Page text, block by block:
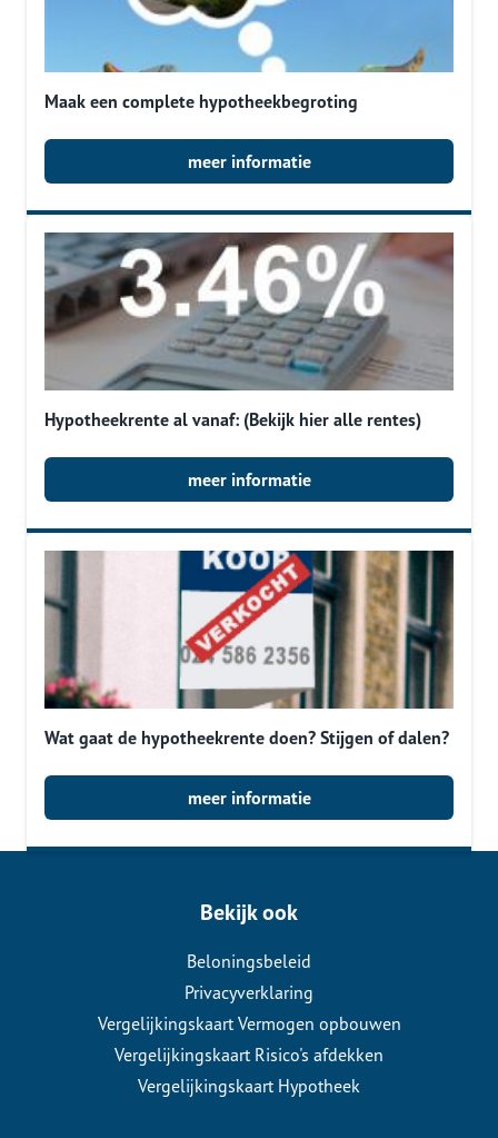
Maak een complete hypotheekbegroting
meer informatie
Hypotheekrente al vanaf: (Bekijk hier alle rentes)
meer informatie
Wat gaat de hypotheekrente doen? Stijgen of dalen?
meer informatie
Bekijk ook
Beloningsbeleid
Privacyverklaring
Vergelijkingskaart Vermogen opbouwen
Vergelijkingskaart Risico's afdekken
Vergelijkingskaart Hypotheek